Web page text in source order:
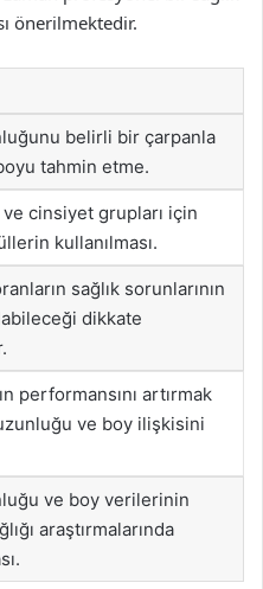
önerilmektedir.
belirli bir çarpanla
tahmin etme.
cinsiyet grupları için
kullanılması.
sağlık sorunlarının
dikkate
performansını artırmak
ve boy ilişkisini
ve boy verilerinin
araştırmalarında